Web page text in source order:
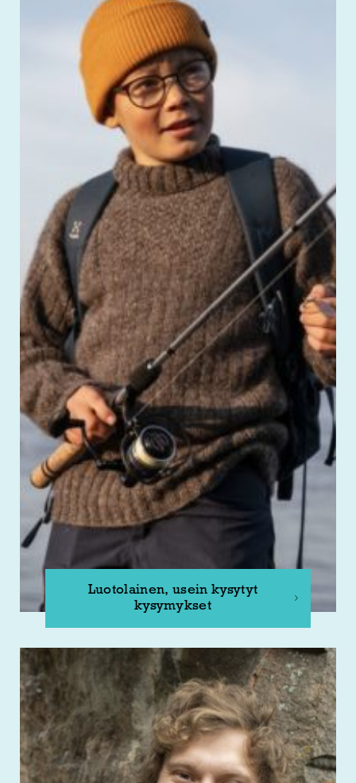
Luotolainen, usein kysytyt
kysymykset